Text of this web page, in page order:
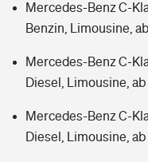
Mercedes-Benz C-
Benzin, Limousine,
Mercedes-Benz C-
Diesel, Limousine,
Mercedes-Benz C-
Diesel, Limousine,